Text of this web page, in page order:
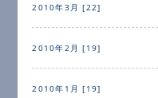
2010年3月 [22]
2010年2月 [19]
2010年1月 [19]